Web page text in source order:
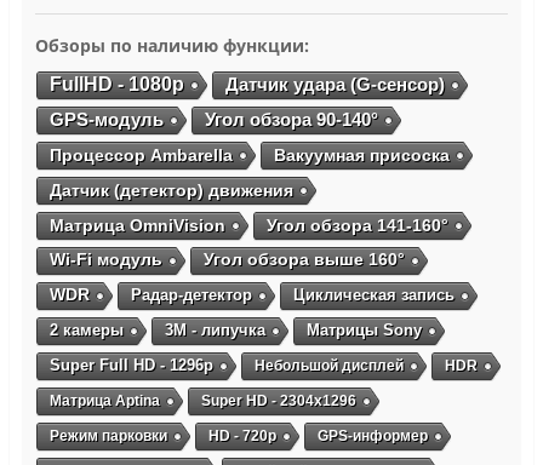
Обзоры по наличию функции:
FullHD - 1080p
Датчик удара (G-сенсор)
GPS-модуль
Угол обзора 90-140°
Процессор Ambarella
Вакуумная присоска
Датчик (детектор) движения
Матрица OmniVision
Угол обзора 141-160°
Wi-Fi модуль
Угол обзора выше 160°
WDR
Радар-детектор
Циклическая запись
2 камеры
3М - липучка Матрицы Sony
Super Full HD - 1296p Небольшой дисплей HDR
Матрица Aptina Super HD - 2304х1296
Режим парковки HD - 720p GPS-информер